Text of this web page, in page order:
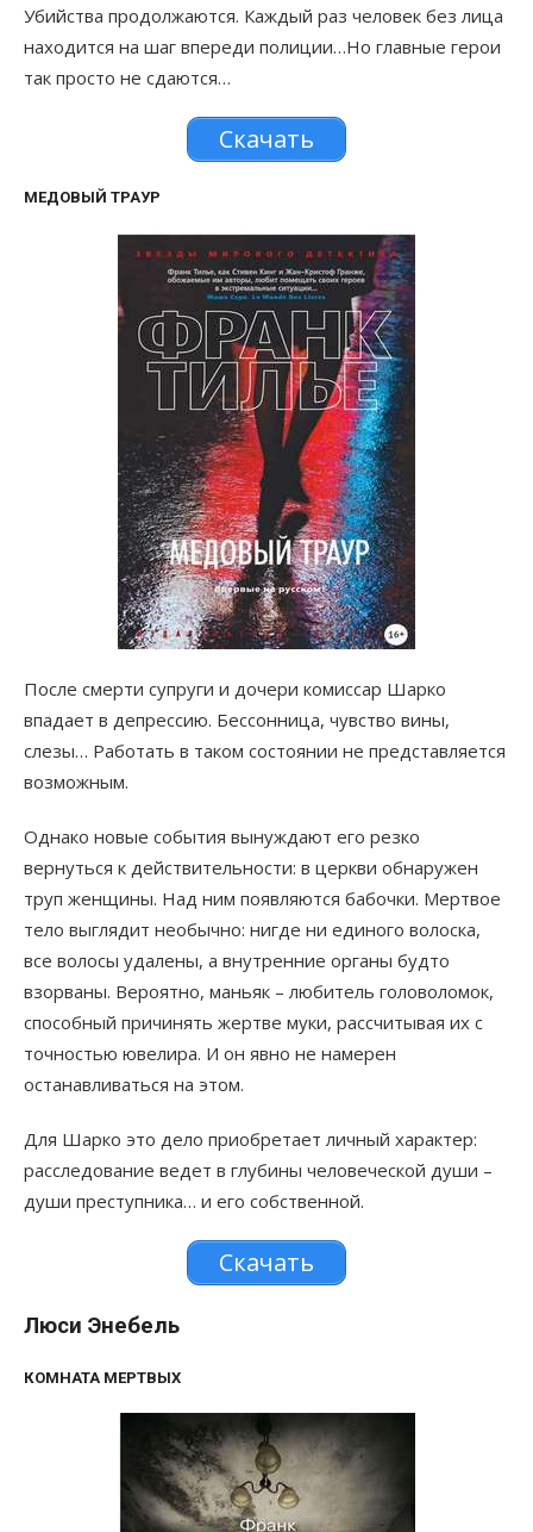
Убийства продолжаются. Каждый раз человек без лица
находится на шаг впереди полиции…Но главные герои
так просто не сдаются…
Скачать
МЕДОВЫЙ ТРАУР
После смерти супруги и дочери комиссар Шарко
впадает в депрессию. Бессонница, чувство вины,
слезы… Работать в таком состоянии не представляется
возможным.
Однако новые события вынуждают его резко
вернуться к действительности: в церкви обнаружен
труп женщины. Над ним появляются бабочки. Мертвое
тело выглядит необычно: нигде ни единого волоска,
все волосы удалены, а внутренние органы будто
взорваны. Вероятно, маньяк – любитель головоломок,
способный причинять жертве муки, рассчитывая их с
точностью ювелира. И он явно не намерен
останавливаться на этом.
Для Шарко это дело приобретает личный характер:
расследование ведет в глубины человеческой души –
души преступника… и его собственной.
Скачать
Люси Энебель
КОМНАТА МЕРТВЫХ